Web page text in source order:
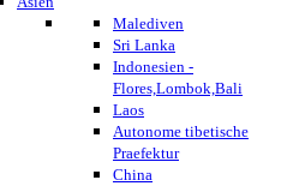
Malediven
Sri Lanka
Indonesien -
Flores,Lombok,Bali
Laos
Autonome tibetische
Praefektur
China